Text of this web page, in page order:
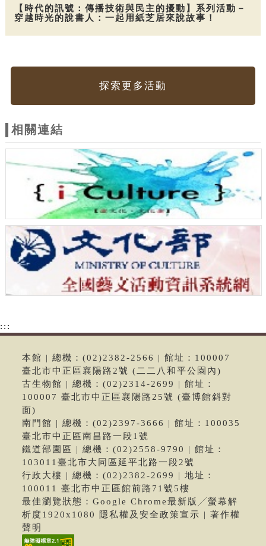
【時代的訊號：傳播技術與民主的擾動】系列活動－
穿越時光的說書人：一起用紙芝居來說故事！
探索更多活動
相關連結
:::
本館 | 總機：(02)2382-2566 | 館址：100007
臺北市中正區襄陽路2號 (二二八和平公園內)
古生物館 | 總機：(02)2314-2699 | 館址：
100007 臺北市中正區襄陽路25號 (臺博館斜對
面)
南門館 | 總機：(02)2397-3666 | 館址：100035
臺北市中正區南昌路一段1號
鐵道部園區 | 總機：(02)2558-9790 | 館址：
103011臺北市大同區延平北路一段2號
行政大樓 | 總機：(02)2382-2699 | 地址：
100011 臺北市中正區館前路71號5樓
最佳瀏覽狀態：Google Chrome最新版╱螢幕解
析度1920x1080 隱私權及安全政策宣示 | 著作權
聲明